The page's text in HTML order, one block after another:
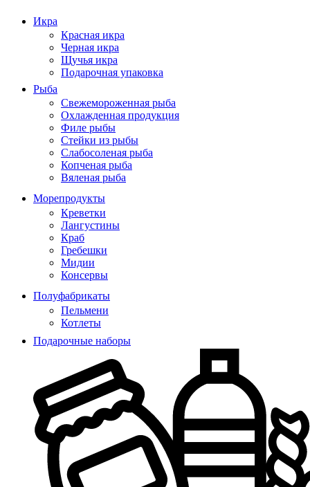
Икра
Красная икра
Черная икра
Щучья икра
Подарочная упаковка
Рыба
Свежемороженная рыба
Охлажденная продукция
Филе рыбы
Стейки из рыбы
Слабосоленая рыба
Копченая рыба
Вяленая рыба
Морепродукты
Креветки
Лангустины
Краб
Гребешки
Мидии
Консервы
Полуфабрикаты
Пельмени
Котлеты
Подарочные наборы